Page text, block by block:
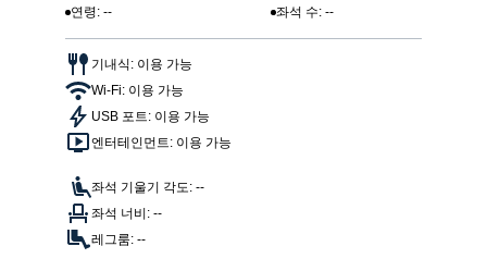
연령: --
좌석 수: --
기내식: 이용 가능
Wi-Fi: 이용 가능
USB 포트: 이용 가능
엔터테인먼트: 이용 가능
좌석 기울기 각도: --
좌석 너비: --
레그룸: --